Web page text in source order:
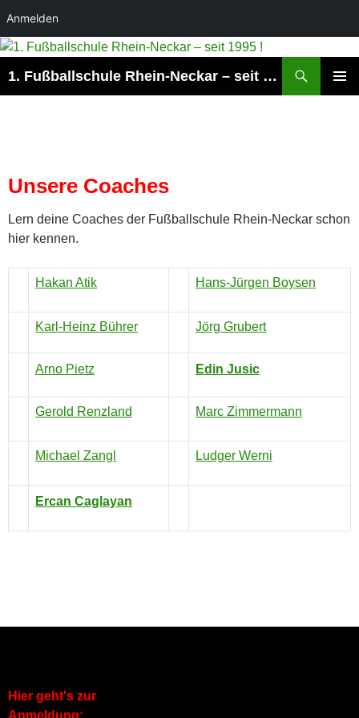
Anmelden
1. Fußballschule Rhein-Neckar – seit 1995 !
Unsere Coaches
Lern deine Coaches der Fußballschule Rhein-Neckar schon
hier kennen.
Hakan Atik Hans-Jürgen Boysen
Karl-Heinz Bührer Jörg Grubert
Arno Pietz Edin Jusic
Gerold Renzland Marc Zimmermann
Michael Zangl Ludger Werni
Ercan Caglayan
Hier geht's zur
Anmeldung: